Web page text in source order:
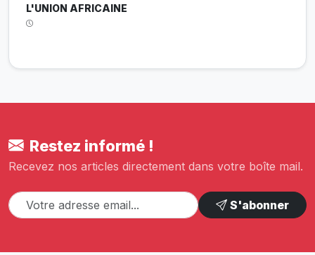
L'UNION AFRICAINE
Restez informé !
Recevez nos articles directement dans votre boîte mail.
S'abonner